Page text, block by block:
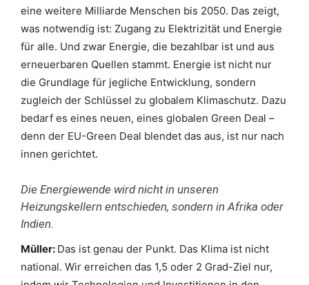
eine weitere Milliarde Menschen bis 2050. Das zeigt,
was notwendig ist: Zugang zu Elektrizität und Energie
für alle. Und zwar Energie, die bezahlbar ist und aus
erneuerbaren Quellen stammt. Energie ist nicht nur
die Grundlage für jegliche Entwicklung, sondern
zugleich der Schlüssel zu globalem Klimaschutz. Dazu
bedarf es eines neuen, eines globalen Green Deal –
denn der EU-Green Deal blendet das aus, ist nur nach
innen gerichtet.
Die Energiewende wird nicht in unseren
Heizungskellern entschieden, sondern in Afrika oder
Indien.
Müller: Das ist genau der Punkt. Das Klima ist nicht
national. Wir erreichen das 1,5 oder 2 Grad-Ziel nur,